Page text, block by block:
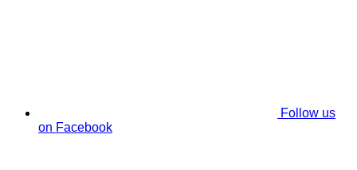
Follow us
on Facebook